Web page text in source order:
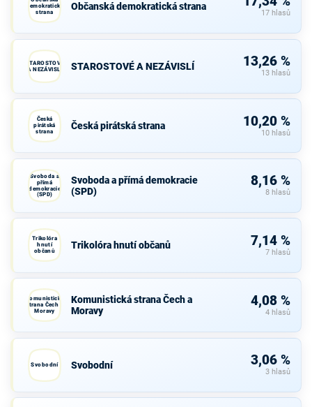
demokratická
strana
Občanská demokratická strana
17 hlasů
STAROSTOVÉ
A NEZÁVISLÍ
STAROSTOVÉ A NEZÁVISLÍ 13,26 %
13 hlasů
Česká
pirátská
strana
Česká pirátská strana 10,20 %
10 hlasů
Svoboda a
přímá
demokracie
(SPD)
Svoboda a přímá demokracie
(SPD)
8,16 %
8 hlasů
Trikolóra
hnutí
občanů
Trikolóra hnutí občanů 7,14 %
7 hlasů
Komunistická
strana Čech a
Moravy
Komunistická strana Čech a
Moravy
4,08 %
4 hlasů
Svobodní Svobodní 3,06 %
3 hlasů